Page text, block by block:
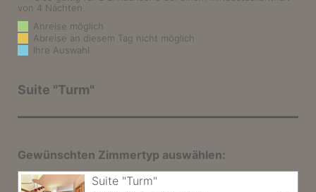
WONACH SUCHEN SIE?